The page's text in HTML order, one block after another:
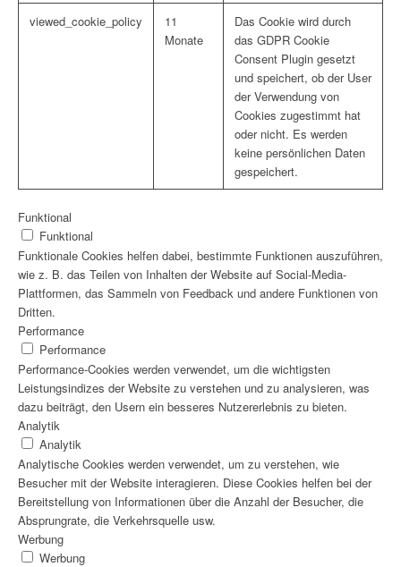
viewed_cookie_policy
11
Monate
Das Cookie wird durch
das GDPR Cookie
Consent Plugin gesetzt
und speichert, ob der User
der Verwendung von
Cookies zugestimmt hat
oder nicht. Es werden
keine persönlichen Daten
gespeichert.
Funktional
Funktional
Funktionale Cookies helfen dabei, bestimmte Funktionen auszuführen,
wie z. B. das Teilen von Inhalten der Website auf Social-Media-
Plattformen, das Sammeln von Feedback und andere Funktionen von
Dritten.
Performance
Performance
Performance-Cookies werden verwendet, um die wichtigsten
Leistungsindizes der Website zu verstehen und zu analysieren, was
dazu beiträgt, den Usern ein besseres Nutzererlebnis zu bieten.
Analytik
Analytik
Analytische Cookies werden verwendet, um zu verstehen, wie
Besucher mit der Website interagieren. Diese Cookies helfen bei der
Bereitstellung von Informationen über die Anzahl der Besucher, die
Absprungrate, die Verkehrsquelle usw.
Werbung
Werbung